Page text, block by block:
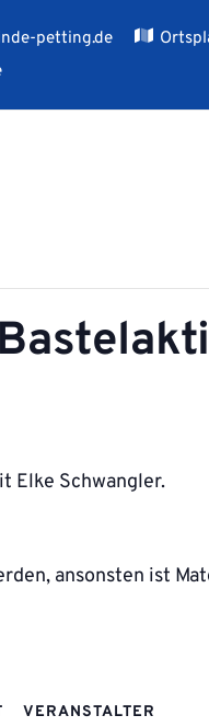
petting.de
Elke Schwangler.
ansonsten ist
VERANSTALTER